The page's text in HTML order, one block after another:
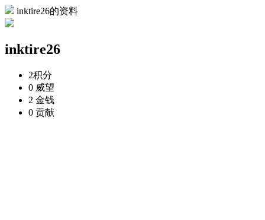
inktire26的资料
inktire26
2积分
0 威望
2 金钱
0 贡献